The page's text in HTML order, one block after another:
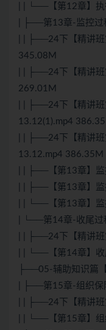
| | └──【第12章】
| ├──第13章-监控过
| | ├──24下【精讲
345.08M
| | ├──24下【精讲
269.01M
| | ├──24下【精讲
13.12(1).mp4
| | ├──24下【精讲
13.12.mp4 386.35M
| | ├──【第13章】
| | ├──【第13章】
| | └──【第13章】
| └──第14章-收尾过
| | ├──24下【精讲
| | └──【第14章】
├──05-辅助知识篇
| ├──第15章-组织保
| | ├──24下【精讲
| | └──【第15章】